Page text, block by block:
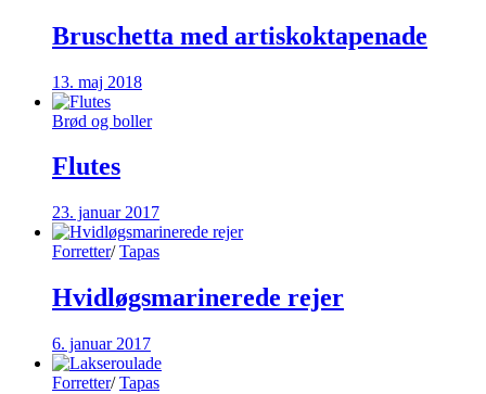
Bruschetta med artiskoktapenade
13. maj 2018
Brød og boller
Flutes
23. januar 2017
Forretter/ Tapas
Hvidløgsmarinerede rejer
6. januar 2017
Forretter/ Tapas